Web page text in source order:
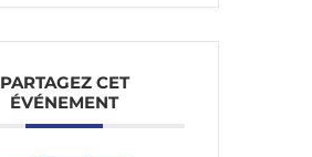
PARTAGEZ CET
ÉVÉNEMENT